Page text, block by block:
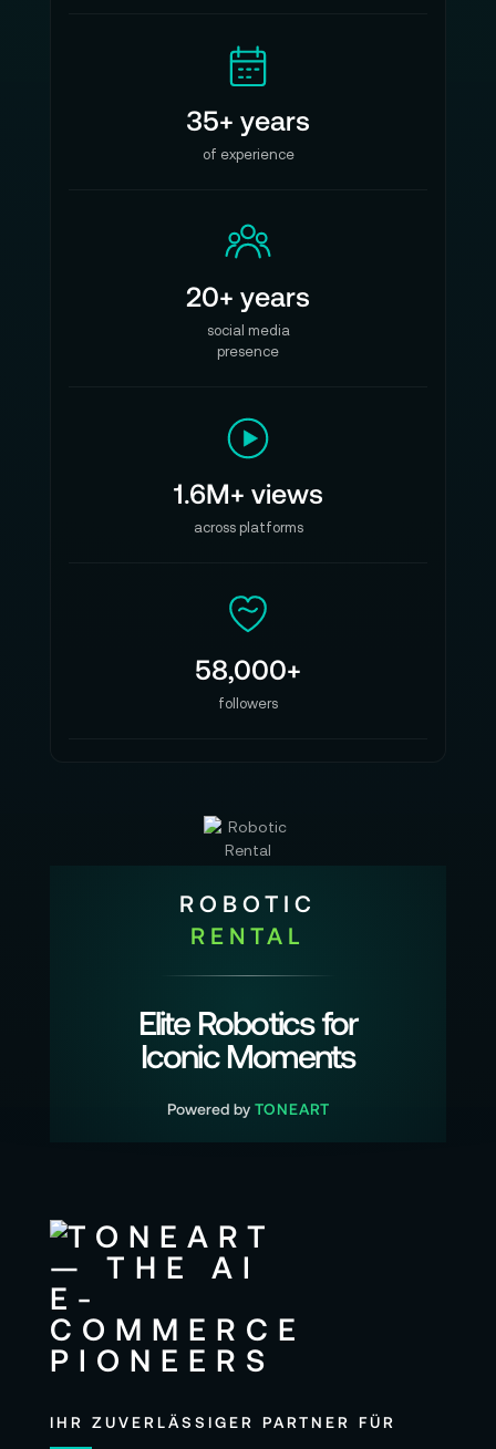
35+ years
of experience
20+ years
social media
presence
1.6M+ views
across platforms
58,000+
followers
ROBOTIC
RENTAL
Elite Robotics for
Iconic Moments
Powered by TONEART
IHR ZUVERLÄSSIGER PARTNER FÜR